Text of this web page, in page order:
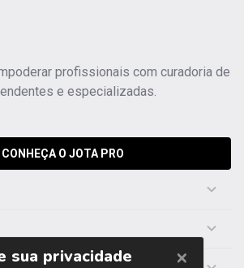
profissionais com curadoria de
e especializadas.
CONHEÇA O JOTA PRO